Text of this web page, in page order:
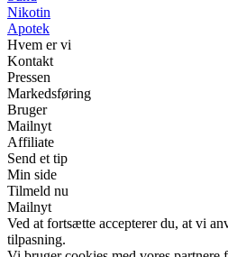
Nikotin
Apotek
Hvem er vi
Kontakt
Pressen
Markedsføring
Bruger
Mailnyt
Affiliate
Send et tip
Min side
Tilmeld nu
Mailnyt
Ved at fortsætte accepterer du, at vi
tilpasning.